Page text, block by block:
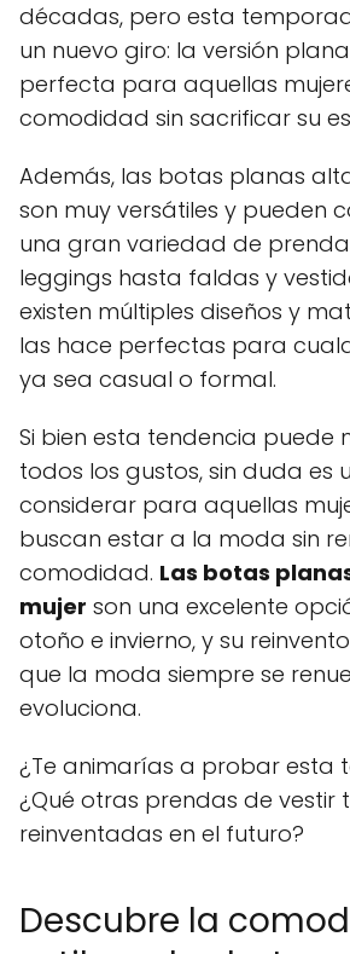
décadas, pero esta
un nuevo giro: la versión
perfecta para aquellas
comodidad sin sacrificar su
Además, las botas planas
son muy versátiles y pueden
una gran variedad de
leggings hasta faldas y
existen múltiples diseños y
las hace perfectas para
ya sea casual o formal.
Si bien esta tendencia puede
todos los gustos, sin duda es
considerar para aquellas
buscan estar a la moda sin
comodidad. Las botas
mujer son una excelente
otoño e invierno, y su
que la moda siempre se
evoluciona.
¿Te animarías a probar esta
¿Qué otras prendas de vestir
reinventadas en el futuro?
Descubre la